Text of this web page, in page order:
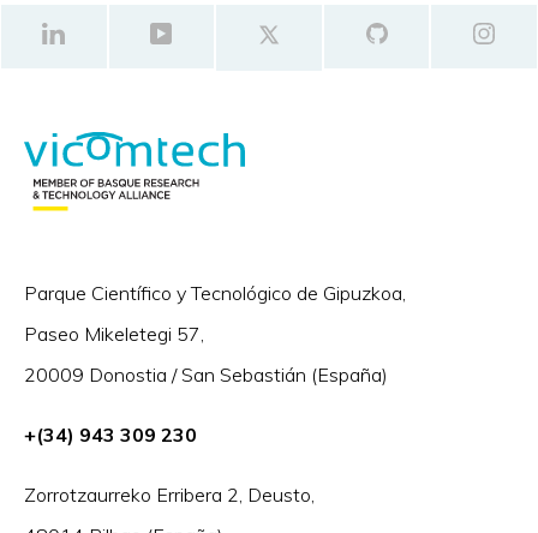
Parque Científico y Tecnológico de Gipuzkoa,
Paseo Mikeletegi 57,
20009 Donostia / San Sebastián (España)
+(34) 943 309 230
Zorrotzaurreko Erribera 2, Deusto,